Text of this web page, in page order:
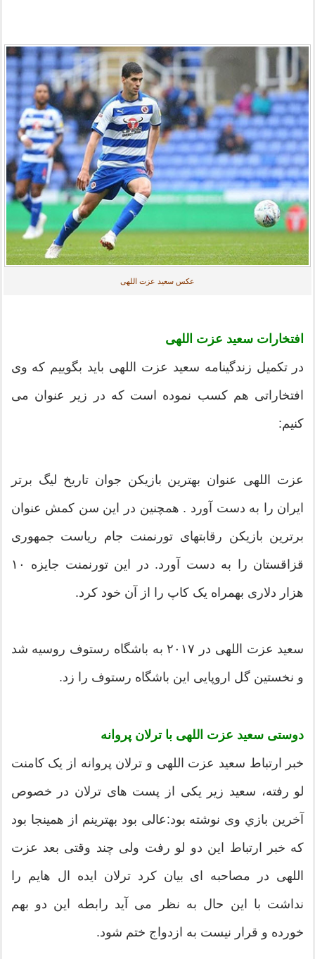
عکس سعید عزت اللهی
افتخارات سعید عزت اللهی
در تکمیل زندگینامه سعید عزت اللهی باید بگوییم که وی
افتخاراتی هم کسب نموده است که در زیر عنوان می
کنیم:
عزت اللهی عنوان بهترین بازیکن جوان تاریخ لیگ برتر
ایران را به دست آورد . همچنين در این سن کمش عنوان
برترین بازیکن رقابتهای تورنمنت جام ریاست جمهوری
قزاقستان را به دست آورد. در این تورنمنت جایزه ۱۰
هزار دلاری بهمراه یک کاپ را از آن خود کرد.
سعید عزت اللهی در ۲۰۱۷ به باشگاه رستوف روسیه شد
و نخستین گل اروپایی این باشگاه رستوف را زد.
دوستی سعید عزت اللهی با ترلان پروانه
خبر ارتباط سعید عزت اللهی و ترلان پروانه از یک کامنت
لو رفته، سعید زیر یکی از پست های ترلان در خصوص
آخرین بازي وی نوشته بود:عالی بود بهترینم از همینجا بود
که خبر ارتباط این دو لو رفت ولی چند وقتی بعد عزت
اللهی در مصاحبه ای بیان کرد ترلان ایده ال هایم را
نداشت با این حال به نظر می آید رابطه این دو بهم
خورده و قرار نیست به ازدواج ختم شود.